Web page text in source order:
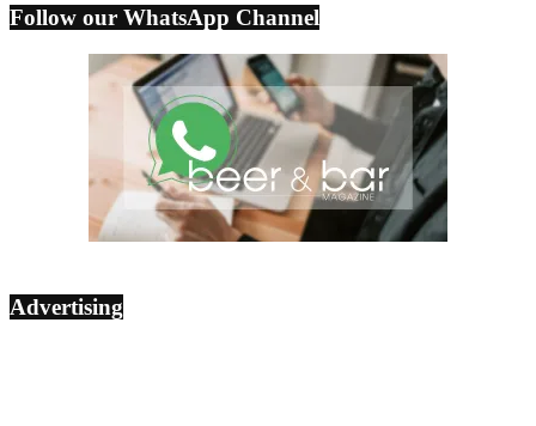
Follow our WhatsApp Channel
Advertising